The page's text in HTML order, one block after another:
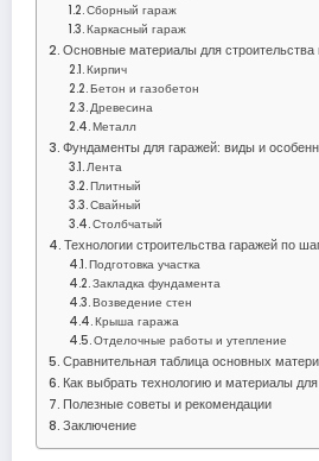
Сборный гараж
Каркасный гараж
Основные материалы для строительства
Кирпич
Бетон и газобетон
Древесина
Металл
Фундаменты для гаражей: виды и
Лента
Плитный
Свайный
Столбчатый
Технологии строительства гаражей по
Подготовка участка
Закладка фундамента
Возведение стен
Крыша гаража
Отделочные работы и утепление
Сравнительная таблица основных
Как выбрать технологию и материалы
Полезные советы и рекомендации
Заключение